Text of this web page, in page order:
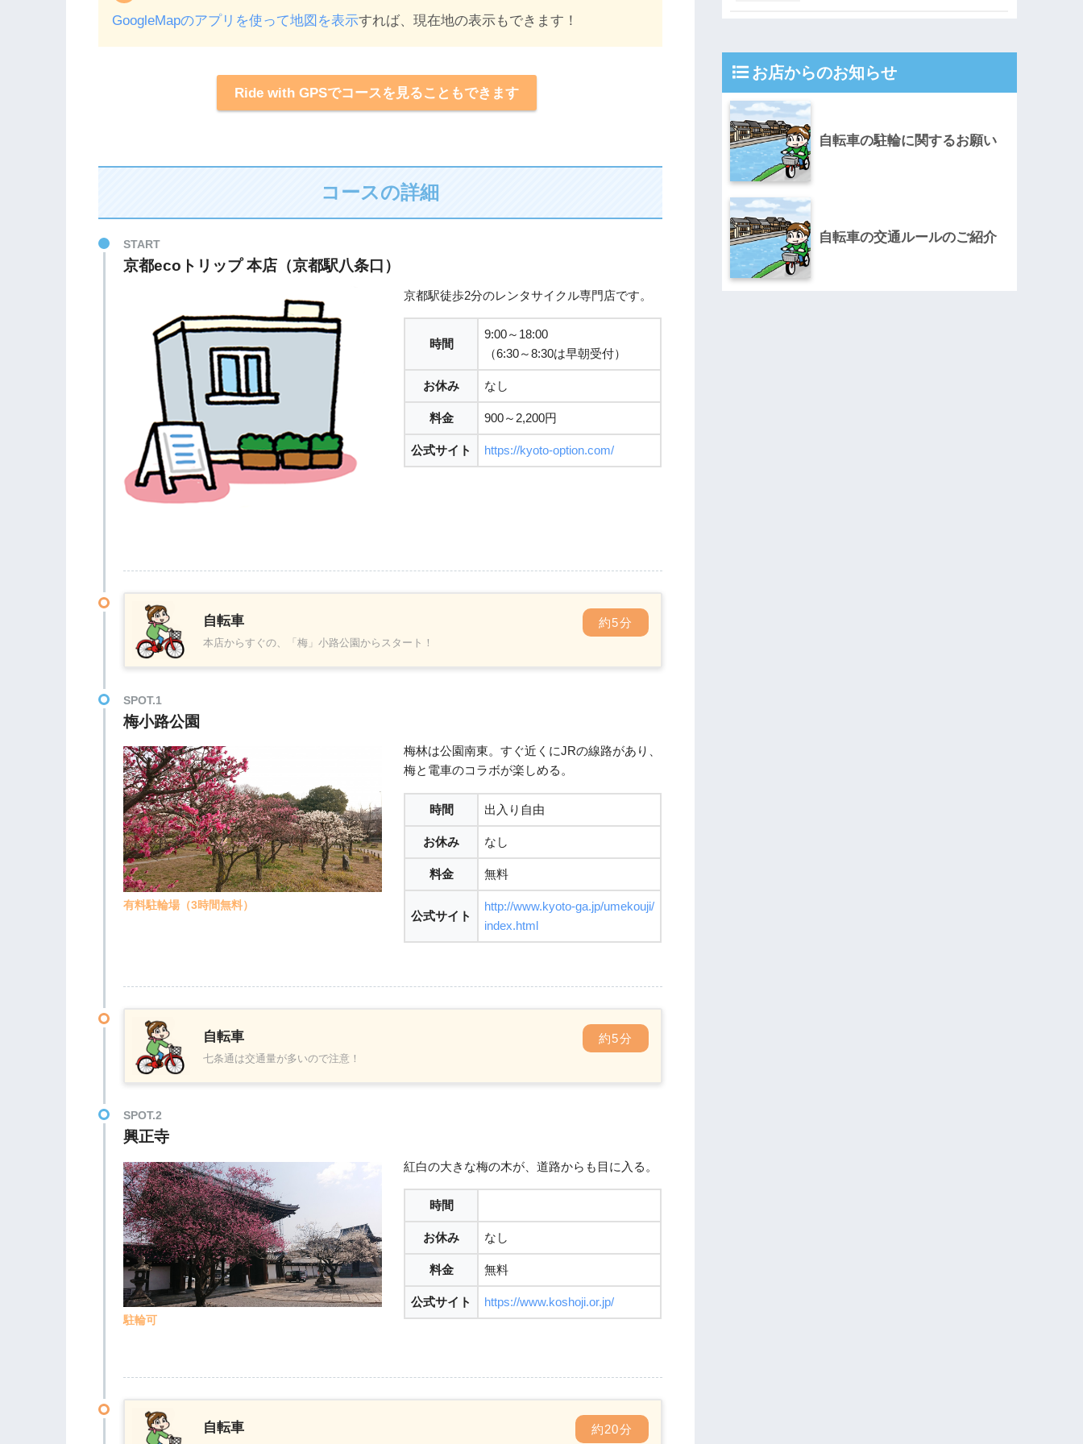
GoogleMapのアプリを使って地図を表示すれば、現在地の表示もできます！
Ride with GPSでコースを見ることもできます
コースの詳細
START
京都ecoトリップ 本店（京都駅八条口）
京都駅徒歩2分のレンタサイクル専門店です。
時間
9:00～18:00
（6:30～8:30は早朝受付）
お休み なし
料金 900～2,200円
公式サイト https://kyoto-option.com/
自転車 約5分
本店からすぐの、「梅」小路公園からスタート！
SPOT.1
梅小路公園
有料駐輪場（3時間無料）
梅林は公園南東。すぐ近くにJRの線路があり、
梅と電車のコラボが楽しめる。
時間 出入り自由
お休み なし
料金 無料
公式サイト
http://www.kyoto-ga.jp/umekouji/
index.html
自転車 約5分
七条通は交通量が多いので注意！
SPOT.2
興正寺
駐輪可
紅白の大きな梅の木が、道路からも目に入る。
時間
お休み なし
料金 無料
公式サイト https://www.koshoji.or.jp/
自転車 約20分
お店からのお知らせ
自転車の駐輪に関するお願い
自転車の交通ルールのご紹介